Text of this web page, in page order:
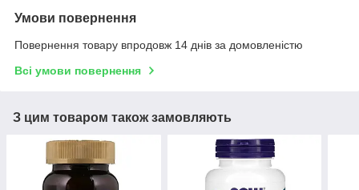
Умови повернення
Повернення товару впродовж 14 днів за домовленістю
Всі умови повернення
З цим товаром також замовляють